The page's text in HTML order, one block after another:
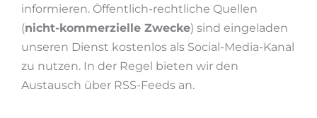
informieren. Öffentlich-rechtliche Quellen
(nicht-kommerzielle Zwecke) sind eingeladen
unseren Dienst kostenlos als Social-Media-Kanal
zu nutzen. In der Regel bieten wir den
Austausch über RSS-Feeds an.